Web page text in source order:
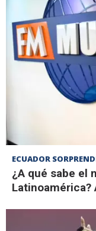
ECUADOR
¿A qué sabe el
Latinoamérica?